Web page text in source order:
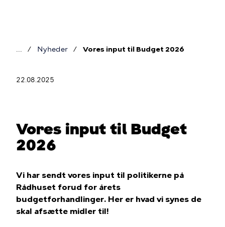
Nyheder Vores input til Budget 2026
22.08.2025
Vores input til Budget
2026
Vi har sendt vores input til politikerne på
Rådhuset forud for årets
budgetforhandlinger. Her er hvad vi synes de
skal afsætte midler til!